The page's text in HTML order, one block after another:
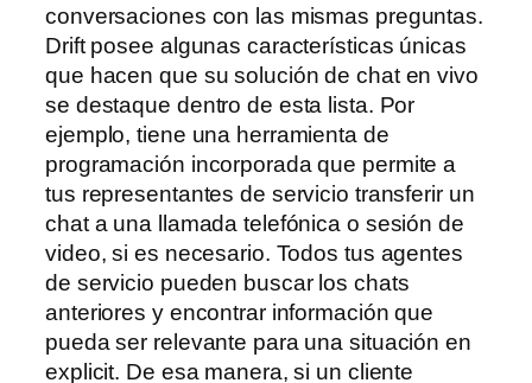
conversaciones con las mismas preguntas.
Drift posee algunas características únicas
que hacen que su solución de chat en vivo
se destaque dentro de esta lista. Por
ejemplo, tiene una herramienta de
programación incorporada que permite a
tus representantes de servicio transferir un
chat a una llamada telefónica o sesión de
video, si es necesario. Todos tus agentes
de servicio pueden buscar los chats
anteriores y encontrar información que
pueda ser relevante para una situación en
explicit. De esa manera, si un cliente